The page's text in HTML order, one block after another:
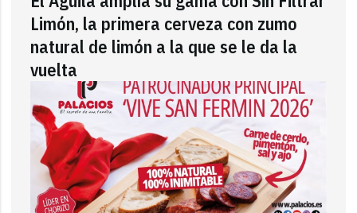
Limón, la primera cerveza con zumo
natural de limón a la que se le da la
vuelta